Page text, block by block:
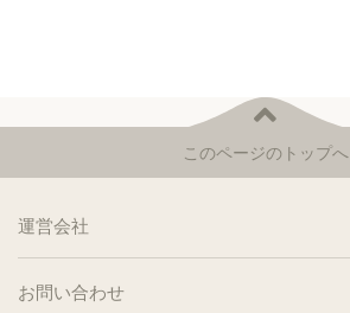
このページのトップへ
運営会社
お問い合わせ